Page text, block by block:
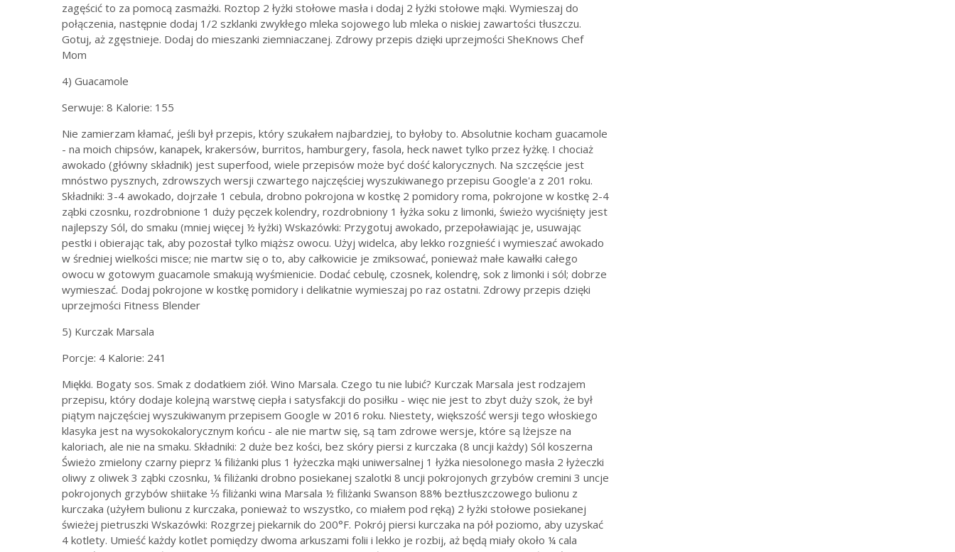
zagęścić to za pomocą zasmażki. Roztop 2 łyżki stołowe masła i dodaj 2 łyżki stołowe mąki. Wymieszaj do
połączenia, następnie dodaj 1/2 szklanki zwykłego mleka sojowego lub mleka o niskiej zawartości tłuszczu.
Gotuj, aż zgęstnieje. Dodaj do mieszanki ziemniaczanej. Zdrowy przepis dzięki uprzejmości SheKnows Chef
Mom
4) Guacamole
Serwuje: 8 Kalorie: 155
Nie zamierzam kłamać, jeśli był przepis, który szukałem najbardziej, to byłoby to. Absolutnie kocham guacamole
- na moich chipsów, kanapek, krakersów, burritos, hamburgery, fasola, heck nawet tylko przez łyżkę. I chociaż
awokado (główny składnik) jest superfood, wiele przepisów może być dość kalorycznych. Na szczęście jest
mnóstwo pysznych, zdrowszych wersji czwartego najczęściej wyszukiwanego przepisu Google'a z 201 roku.
Składniki: 3-4 awokado, dojrzałe 1 cebula, drobno pokrojona w kostkę 2 pomidory roma, pokrojone w kostkę 2-4
ząbki czosnku, rozdrobnione 1 duży pęczek kolendry, rozdrobniony 1 łyżka soku z limonki, świeżo wyciśnięty jest
najlepszy Sól, do smaku (mniej więcej ½ łyżki) Wskazówki: Przygotuj awokado, przepoławiając je, usuwając
pestki i obierając tak, aby pozostał tylko miąższ owocu. Użyj widelca, aby lekko rozgnieść i wymieszać awokado
w średniej wielkości misce; nie martw się o to, aby całkowicie je zmiksować, ponieważ małe kawałki całego
owocu w gotowym guacamole smakują wyśmienicie. Dodać cebulę, czosnek, kolendrę, sok z limonki i sól; dobrze
wymieszać. Dodaj pokrojone w kostkę pomidory i delikatnie wymieszaj po raz ostatni. Zdrowy przepis dzięki
uprzejmości Fitness Blender
5) Kurczak Marsala
Porcje: 4 Kalorie: 241
Miękki. Bogaty sos. Smak z dodatkiem ziół. Wino Marsala. Czego tu nie lubić? Kurczak Marsala jest rodzajem
przepisu, który dodaje kolejną warstwę ciepła i satysfakcji do posiłku - więc nie jest to zbyt duży szok, że był
piątym najczęściej wyszukiwanym przepisem Google w 2016 roku. Niestety, większość wersji tego włoskiego
klasyka jest na wysokokalorycznym końcu - ale nie martw się, są tam zdrowe wersje, które są lżejsze na
kaloriach, ale nie na smaku. Składniki: 2 duże bez kości, bez skóry piersi z kurczaka (8 uncji każdy) Sól koszerna
Świeżo zmielony czarny pieprz ¼ filiżanki plus 1 łyżeczka mąki uniwersalnej 1 łyżka niesolonego masła 2 łyżeczki
oliwy z oliwek 3 ząbki czosnku, ¼ filiżanki drobno posiekanej szalotki 8 uncji pokrojonych grzybów cremini 3 uncje
pokrojonych grzybów shiitake ⅓ filiżanki wina Marsala ½ filiżanki Swanson 88% beztłuszczowego bulionu z
kurczaka (użyłem bulionu z kurczaka, ponieważ to wszystko, co miałem pod ręką) 2 łyżki stołowe posiekanej
świeżej pietruszki Wskazówki: Rozgrzej piekarnik do 200°F. Pokrój piersi kurczaka na pół poziomo, aby uzyskać
4 kotlety. Umieść każdy kotlet pomiędzy dwoma arkuszami folii i lekko je rozbij, aż będą miały około ¼ cala